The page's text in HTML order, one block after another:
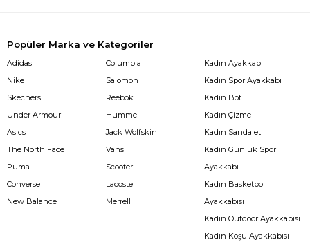
Popüler Marka ve Kategoriler
Adidas
Nike
Skechers
Under Armour
Asics
The North Face
Puma
Converse
New Balance
Columbia
Salomon
Reebok
Hummel
Jack Wolfskin
Vans
Scooter
Lacoste
Merrell
Kadın Ayakkabı
Kadın Spor Ayakkabı
Kadın Bot
Kadın Çizme
Kadın Sandalet
Kadın Günlük Spor
Ayakkabı
Kadın Basketbol
Ayakkabısı
Kadın Outdoor Ayakkabısı
Kadın Koşu Ayakkabısı